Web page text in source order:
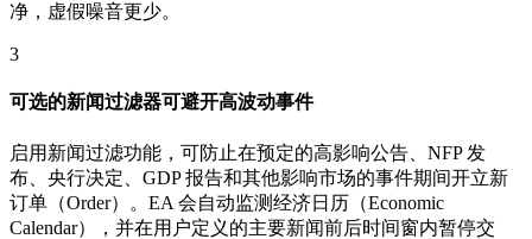
净，虚假噪音更少。
3
可选的新闻过滤器可避开高波动事件
启用新闻过滤功能，可防止在预定的高影响公告、NFP 发
布、央行决定、GDP 报告和其他影响市场的事件期间开立新
订单（Order）。EA 会自动监测经济日历（Economic
Calendar），并在用户定义的主要新闻前后时间窗内暂停交